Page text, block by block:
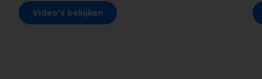
Video's bekijken